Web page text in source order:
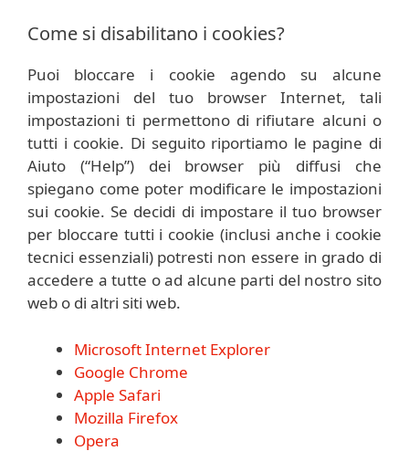
Come si disabilitano i cookies?
Puoi bloccare i cookie agendo su alcune
impostazioni del tuo browser Internet, tali
impostazioni ti permettono di rifiutare alcuni o
tutti i cookie. Di seguito riportiamo le pagine di
Aiuto (“Help”) dei browser più diffusi che
spiegano come poter modificare le impostazioni
sui cookie. Se decidi di impostare il tuo browser
per bloccare tutti i cookie (inclusi anche i cookie
tecnici essenziali) potresti non essere in grado di
accedere a tutte o ad alcune parti del nostro sito
web o di altri siti web.
Microsoft Internet Explorer
Google Chrome
Apple Safari
Mozilla Firefox
Opera